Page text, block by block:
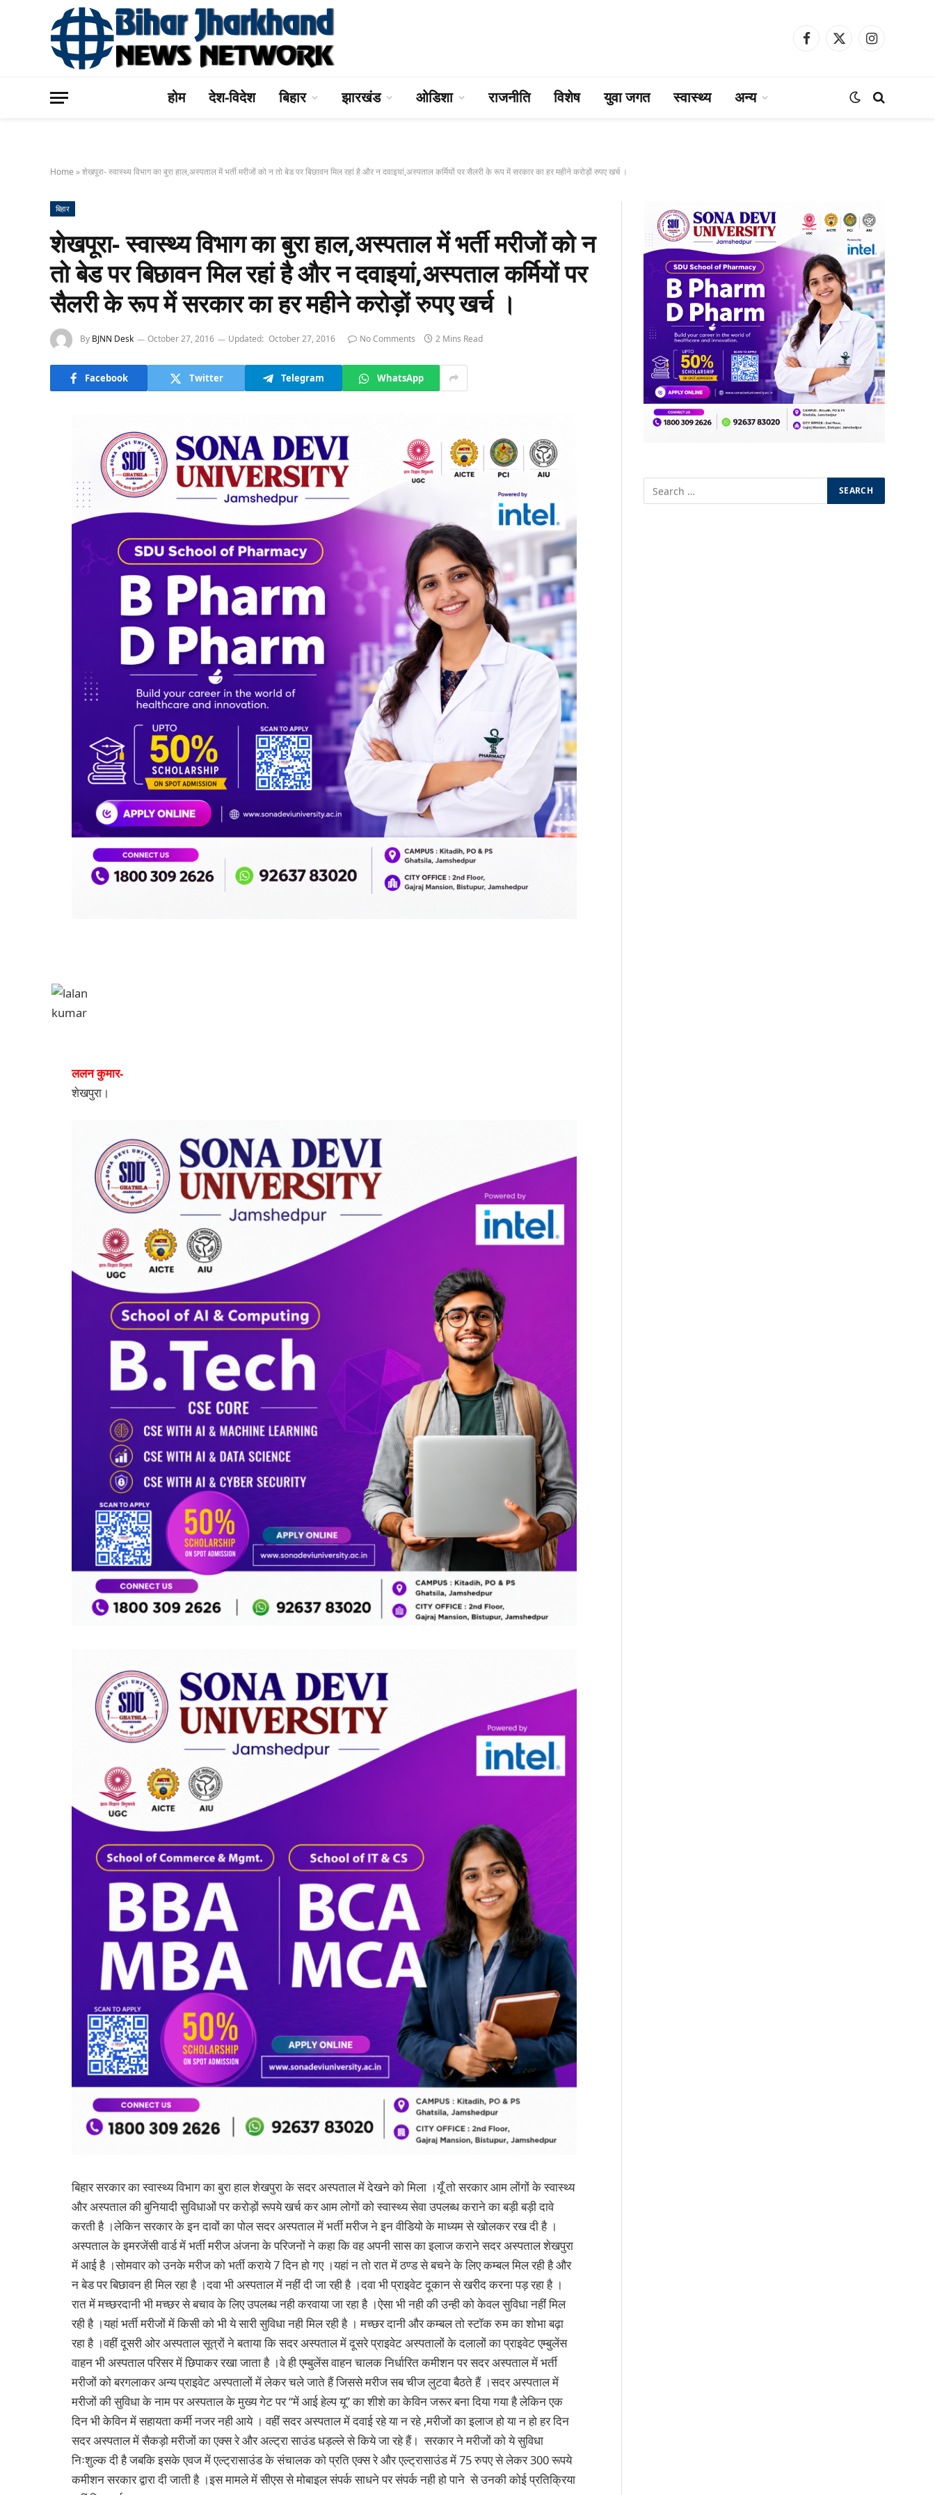
Facebook
X
Instagram
होम देश-विदेश बिहार झारखंड ओडिशा राजनीति विशेष युवा जगत स्वास्थ्य अन्य
Home »शेखपूरा- स्वास्थ्य विभाग का बुरा हाल,अस्पताल में भर्ती मरीजों को न तो बेड पर बिछावन मिल रहां है और न दवाइयां,अस्पताल कर्मियों पर सैलरी के रूप में सरकार का हर महीने करोड़ों रुपए खर्च ।
बिहार
शेखपूरा- स्वास्थ्य विभाग का बुरा हाल,अस्पताल में भर्ती मरीजों को न
तो बेड पर बिछावन मिल रहां है और न दवाइयां,अस्पताल कर्मियों पर
सैलरी के रूप में सरकार का हर महीने करोड़ों रुपए खर्च ।
By BJNN Desk October 27, 2016 Updated: October 27, 2016 No Comments 2 Mins Read
Facebook Twitter Telegram WhatsApp
ललन कुमार-
शेखपुरा।
बिहार सरकार का स्वास्थ्य विभाग का बुरा हाल शेखपुरा के सदर अस्पताल में देखने को मिला ।यूँ तो सरकार आम लोंगों के स्वास्थ्य
और अस्पताल की बुनियादी सुविधाओं पर करोड़ों रूपये खर्च कर आम लोगों को स्वास्थ्य सेवा उपलब्ध कराने का बड़ी बड़ी दावे
करती है ।लेकिन सरकार के इन दावों का पोल सदर अस्पताल में भर्ती मरीज ने इन वीडियो के माध्यम से खोलकर रख दी है ।
अस्पताल के इमरजेंसी वार्ड में भर्ती मरीज अंजना के परिजनों ने कहा कि वह अपनी सास का इलाज कराने सदर अस्पताल शेखपुरा
में आई है ।सोमवार को उनके मरीज को भर्ती कराये 7 दिन हो गए ।यहां न तो रात में ठण्ड से बचने के लिए कम्बल मिल रही है और
न बेड पर बिछावन ही मिल रहा है ।दवा भी अस्पताल में नहीं दी जा रही है ।दवा भी प्राइवेट दूकान से खरीद करना पड़ रहा है ।
रात में मच्छरदानी भी मच्छर से बचाव के लिए उपलब्ध नही करवाया जा रहा है ।ऐसा भी नही की उन्ही को केवल सुविधा नहीं मिल
रही है ।यहां भर्ती मरीजों में किसी को भी ये सारी सुविधा नही मिल रही है । मच्छर दानी और कम्बल तो स्टॉक रुम का शोभा बढ़ा
रहा है ।वहीं दूसरी ओर अस्पताल सूत्रों ने बताया कि सदर अस्पताल में दूसरे प्राइवेट अस्पतालों के दलालों का प्राइवेट एम्बुलेंस
वाहन भी अस्पताल परिसर में छिपाकर रखा जाता है ।वे ही एम्बुलेंस वाहन चालक निर्धारित कमीशन पर सदर अस्पताल में भर्ती
मरीजों को बरगलाकर अन्य प्राइवेट अस्पतालों में लेकर चले जाते हैं जिससे मरीज सब चीज लुटवा बैठते हैं ।सदर अस्पताल में
मरीजों की सुविधा के नाम पर अस्पताल के मुख्य गेट पर “में आई हेल्प यू” का शीशे का केविन जरूर बना दिया गया है लेकिन एक
दिन भी केविन में सहायता कर्मी नजर नही आये । वहीं सदर अस्पताल में दवाई रहे या न रहे ,मरीजों का इलाज हो या न हो हर दिन
सदर अस्पताल में सैकड़ो मरीजों का एक्स रे और अल्ट्रा साउंड धड़ल्ले से किये जा रहे हैं। सरकार ने मरीजों को ये सुविधा
निःशुल्क दी है जबकि इसके एवज में एल्ट्रासाउंड के संचालक को प्रति एक्स रे और एल्ट्रासाउंड में 75 रुपए से लेकर 300 रूपये
कमीशन सरकार द्वारा दी जाती है ।इस मामले में सीएस से मोबाइल संपर्क साधने पर संपर्क नही हो पाने से उनकी कोई प्रतिक्रिया